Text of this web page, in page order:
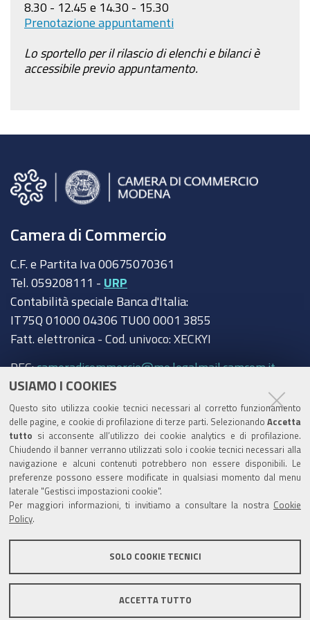
USIAMO I COOKIES
Questo sito utilizza cookie tecnici necessari al corretto funzionamento
delle pagine, e cookie di profilazione di terze parti. Selezionando Accetta
tutto si acconsente all’utilizzo dei cookie analytics e di profilazione.
Chiudendo il banner verranno utilizzati solo i cookie tecnici necessari alla
navigazione e alcuni contenuti potrebbero non essere disponibili. Le
preferenze possono essere modificate in qualsiasi momento dal menu
laterale "Gestisci impostazioni cookie".
Per maggiori informazioni, ti invitiamo a consultare la nostra Cookie
Policy
SOLO COOKIE TECNICI
ACCETTA TUTTO
8.30 - 12.45 e 14.30 - 15.30
Prenotazione appuntamenti
Lo sportello per il rilascio di elenchi e bilanci è
accessibile previo appuntamento.
Camera di Commercio
C.F. e Partita Iva 00675070361
Tel. 059208111 - URP
Contabilità speciale Banca d'Italia:
IT75Q 01000 04306 TU00 0001 3855
Fatt. elettronica - Cod. univoco: XECKYI
PEC:cameradicommercio@mo.legalmail.camcom.it
Amministrazione trasparente
Albo Camerale
Pubblicità Legale
Area riservata Amministratori
Informativa generale Informative privacy